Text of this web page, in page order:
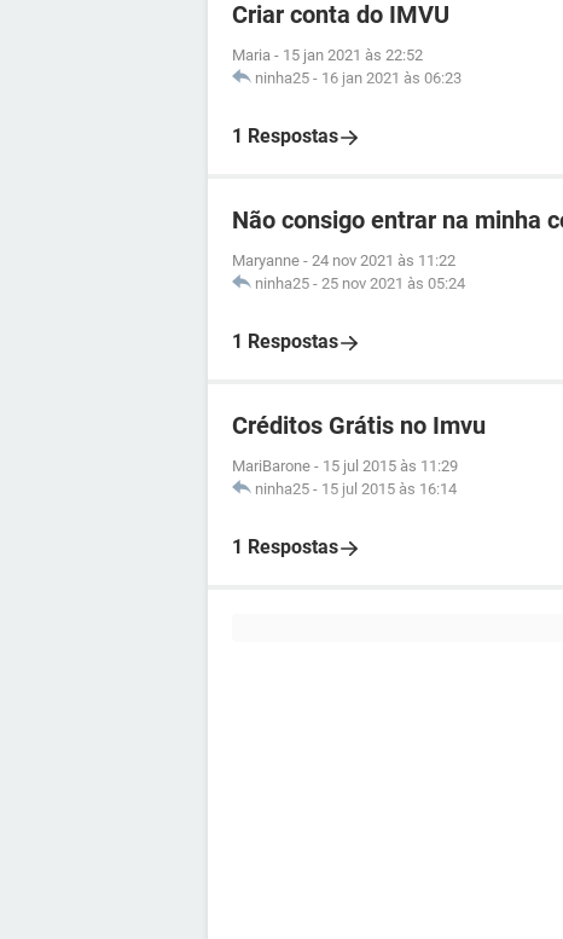
Criar conta do IMVU
Maria - 15 jan 2021 às 22:52
ninha25 - 16 jan 2021 às 06:23
1 Respostas
Não consigo entrar na minha
Maryanne - 24 nov 2021 às 11:22
ninha25 - 25 nov 2021 às 05:24
1 Respostas
Créditos Grátis no Imvu
MariBarone - 15 jul 2015 às 11:29
ninha25 - 15 jul 2015 às 16:14
1 Respostas